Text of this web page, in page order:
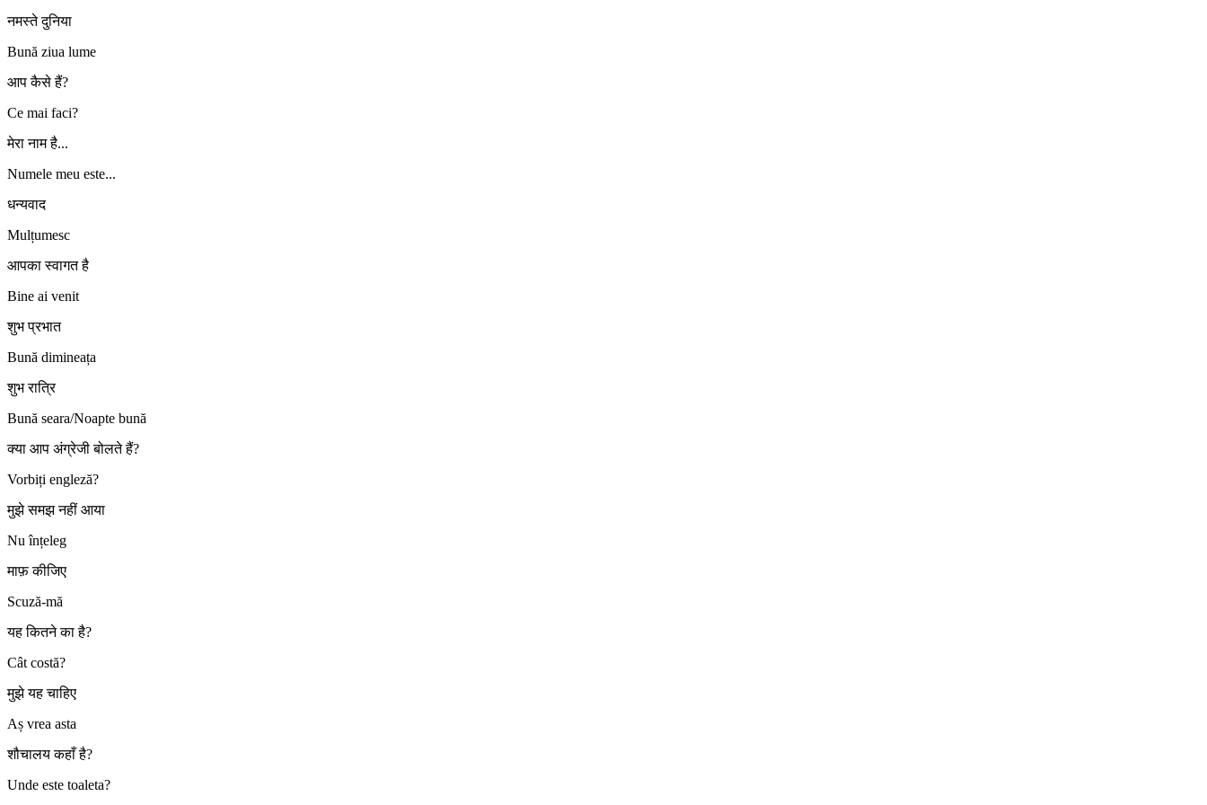
नमस्ते दुनिया
Bună ziua lume
आप कैसे हैं?
Ce mai faci?
मेरा नाम है...
Numele meu este...
धन्यवाद
Mulțumesc
आपका स्वागत है
Bine ai venit
शुभ प्रभात
Bună dimineața
शुभ रात्रि
Bună seara/Noapte bună
क्या आप अंग्रेजी बोलते हैं?
Vorbiți engleză?
मुझे समझ नहीं आया
Nu înțeleg
माफ़ कीजिए
Scuză-mă
यह कितने का है?
Cât costă?
मुझे यह चाहिए
Aș vrea asta
शौचालय कहाँ है?
Unde este toaleta?